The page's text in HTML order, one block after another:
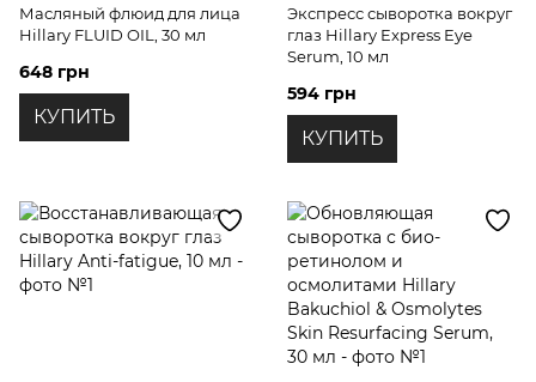
Масляный флюид для лица
Hillary FLUID OIL, 30 мл
648 грн
КУПИТЬ
Экспресс сыворотка вокруг
глаз Hillary Express Eye
Serum, 10 мл
594 грн
КУПИТЬ